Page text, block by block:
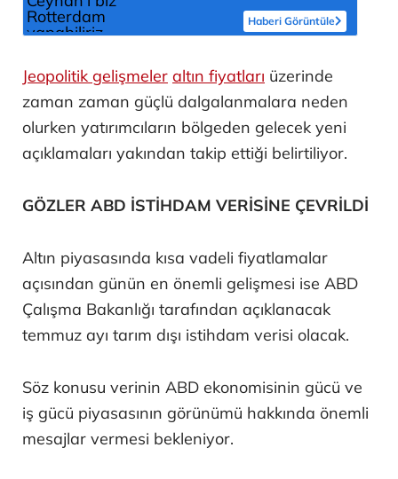
Haberi Görüntüle
Jeopolitik gelişmeler altın fiyatları üzerinde
zaman zaman güçlü dalgalanmalara neden
olurken yatırımcıların bölgeden gelecek yeni
açıklamaları yakından takip ettiği belirtiliyor.
GÖZLER ABD İSTİHDAM VERİSİNE ÇEVRİLDİ
Altın piyasasında kısa vadeli fiyatlamalar
açısından günün en önemli gelişmesi ise ABD
Çalışma Bakanlığı tarafından açıklanacak
temmuz ayı tarım dışı istihdam verisi olacak.
Söz konusu verinin ABD ekonomisinin gücü ve
iş gücü piyasasının görünümü hakkında önemli
mesajlar vermesi bekleniyor.